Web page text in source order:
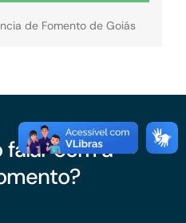
de Fomento de Goiás
falar com a